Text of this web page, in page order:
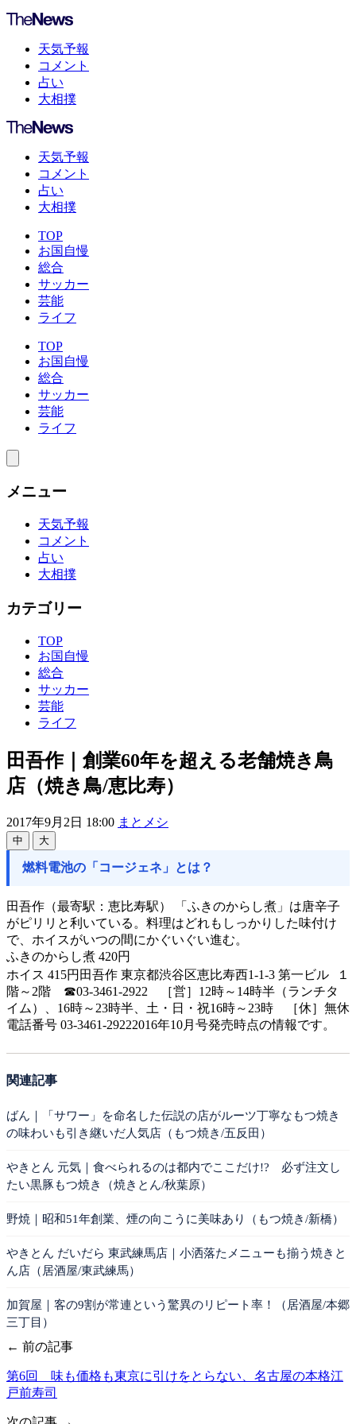
天気予報
コメント
占い
大相撲
天気予報
コメント
占い
大相撲
TOP
お国自慢
総合
サッカー
芸能
ライフ
TOP
お国自慢
総合
サッカー
芸能
ライフ
メニュー
天気予報
コメント
占い
大相撲
カテゴリー
TOP
お国自慢
総合
サッカー
芸能
ライフ
田吾作｜創業60年を超える老舗焼き鳥
店（焼き鳥/恵比寿）
2017年9月2日 18:00 まとメシ
中 大
燃料電池の「コージェネ」とは？
田吾作（最寄駅：恵比寿駅） 「ふきのからし煮」は唐辛子
がピリリと利いている。料理はどれもしっかりした味付け
で、ホイスがいつの間にかぐいぐい進む。
ふきのからし煮 420円
ホイス 415円田吾作 東京都渋谷区恵比寿西1-1-3 第一ビル １
階～2階 ☎03-3461-2922 ［営］12時～14時半（ランチタ
イム）、16時～23時半、土・日・祝16時～23時 ［休］無休
電話番号 03-3461-29222016年10月号発売時点の情報です。
関連記事
ばん｜「サワー」を命名した伝説の店がルーツ丁寧なもつ焼き
の味わいも引き継いだ人気店（もつ焼き/五反田）
やきとん 元気｜食べられるのは都内でここだけ!? 必ず注文し
たい黒豚もつ焼き（焼きとん/秋葉原）
野焼｜昭和51年創業、煙の向こうに美味あり（もつ焼き/新橋）
やきとん だいだら 東武練馬店｜小洒落たメニューも揃う焼きと
ん店（居酒屋/東武練馬）
加賀屋｜客の9割が常連という驚異のリピート率！（居酒屋/本郷
三丁目）
← 前の記事
第6回 味も価格も東京に引けをとらない、名古屋の本格江
戸前寿司